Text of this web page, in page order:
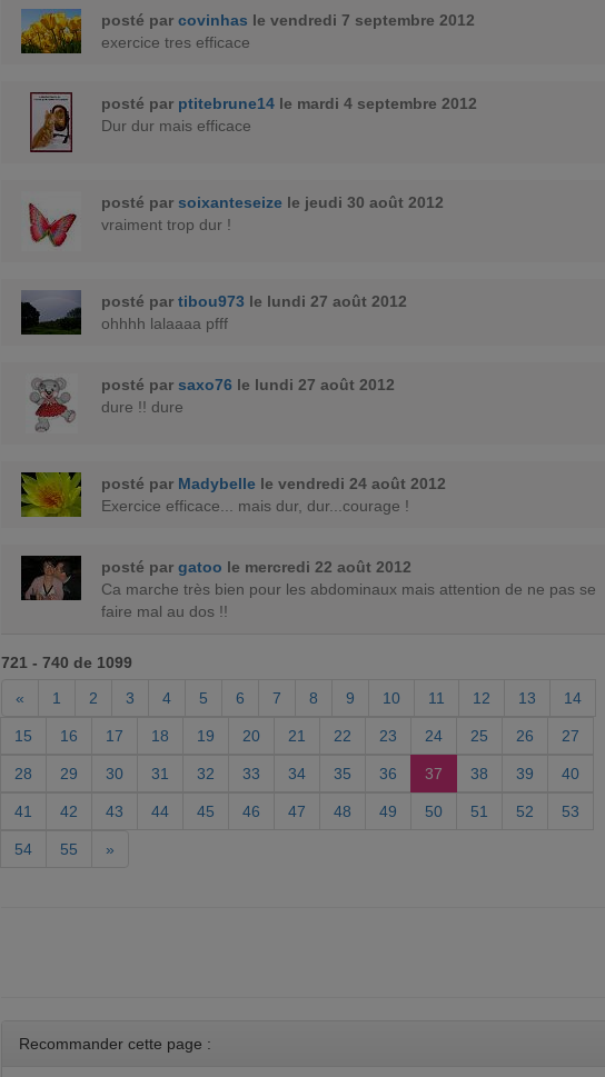
posté par covinhas le vendredi 7 septembre 2012
exercice tres efficace
posté par ptitebrune14 le mardi 4 septembre 2012
Dur dur mais efficace
posté par soixanteseize le jeudi 30 août 2012
vraiment trop dur !
posté par tibou973 le lundi 27 août 2012
ohhhh lalaaaa pfff
posté par saxo76 le lundi 27 août 2012
dure !! dure
posté par Madybelle le vendredi 24 août 2012
Exercice efficace... mais dur, dur...courage !
posté par gatoo le mercredi 22 août 2012
Ca marche très bien pour les abdominaux mais attention de ne pas se
faire mal au dos !!
721 - 740 de 1099
«
1 2 3 4 5 6 7 8 9 10 11 12 13 14
15 16 17 18 19 20 21 22 23 24 25 26 27
28 29 30 31 32 33 34 35 36 37 38 39 40
41 42 43 44 45 46 47 48 49 50 51 52 53
54 55 »
Recommander cette page :